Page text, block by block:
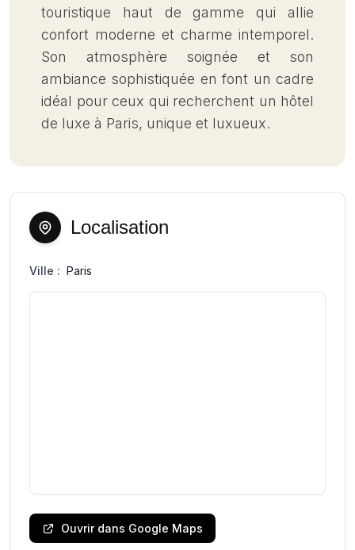
touristique haut de gamme qui allie
confort moderne et charme intemporel.
Son atmosphère soignée et son
ambiance sophistiquée en font un cadre
idéal pour ceux qui recherchent un hôtel
de luxe à Paris, unique et luxueux.
Localisation
Ville : Paris
Ouvrir dans Google Maps